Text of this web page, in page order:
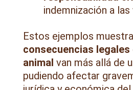
indemnización a
Estos ejemplos
consecuencias legales
animal van más allá de
pudiendo afectar